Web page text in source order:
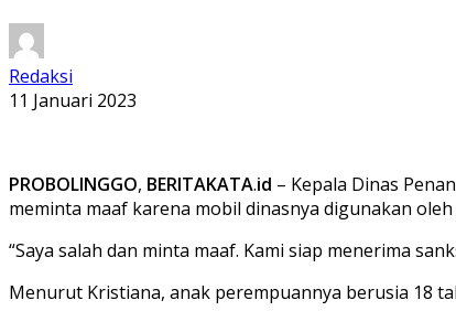
Redaksi
11 Januari 2023
PROBOLINGGO, BERITAKATA.id – Kepala Dinas
meminta maaf karena mobil dinasnya digunakan
“Saya salah dan minta maaf. Kami siap menerima
Menurut Kristiana, anak perempuannya berusia 18